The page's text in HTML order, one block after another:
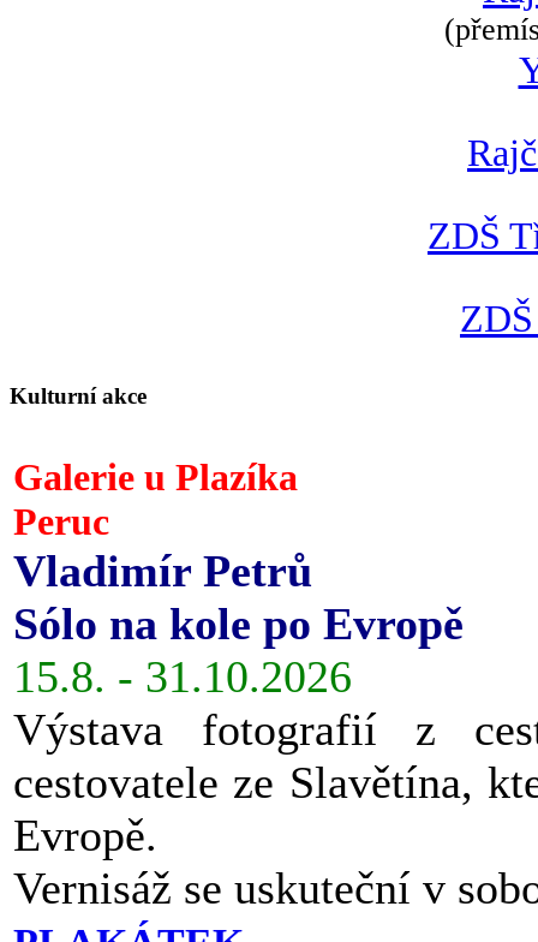
ZDŠ
Kulturní akce
Galerie u Plazíka
Peruc
Vladimír Petrů
Sólo na kole po Evropě
15.8. - 31.10.2026
Výstava fotografií z
cestovatele ze Slavětína,
Evropě.
Vernisáž se uskuteční v